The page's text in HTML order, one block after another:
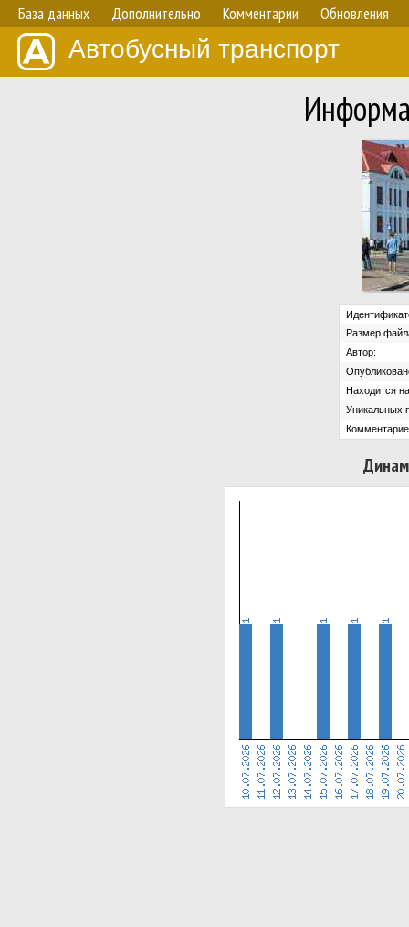
База данных Дополнительно Комментарии Обновления
Автобусный транспорт
Размер
Автор:
Находится
Уникальных